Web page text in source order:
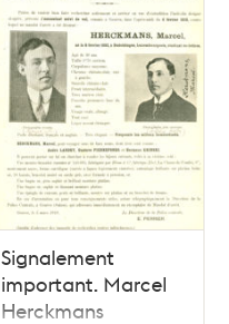
Signalement
important. Marcel
Herckmans